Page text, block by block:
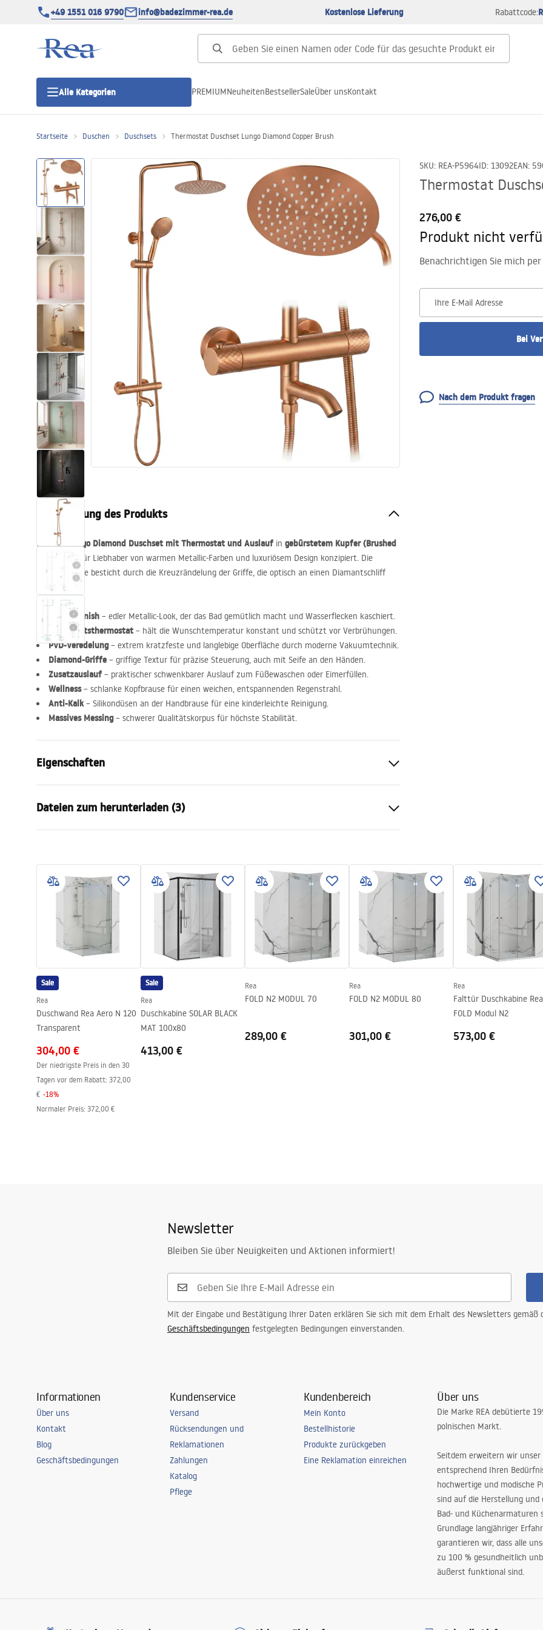
+49 1551 016 9790 info@badezimmer-rea.de Kostenlose Lieferung Rabattcode:
Alle Kategorien
Duschtüren
Duschwannen
Duschrinnen
Waschbecken
Wannen und
Badarmaturen
Duschen
Badezimmerzubehör und Möbel
PREMIUMNeuheitenBestsellerSaleÜber unsKontakt
Startseite Duschen Duschsets Thermostat Duschset Lungo Diamond Copper Brush
SKU: REA-P5964ID: 13092EAN:
Thermostat
276,00 €
Produkt nicht
Benachrichtigen Sie mich
Ihre E-Mail Adresse
Bei
Nach dem Produkt fragen
Beschreibung des Produkts
DasRea Lungo Diamond Duschset mit Thermostat und Auslauf in gebürstetem Kupfer (Brushed
Copper)
ist für Liebhaber von warmen Metallic-Farben und luxuriösem Design konzipiert. Die
Diamond-Serie besticht durch die Kreuzrändelung der Griffe, die optisch an einen Diamantschliff
erinnert.
Kupfer-Finish – edler Metallic-Look, der das Bad gemütlich macht und Wasserflecken kaschiert.
Sicherheitsthermostat – hält die Wunschtemperatur konstant und schützt vor Verbrühungen.
PVD-Veredelung– extrem kratzfeste und langlebige Oberfläche durch moderne Vakuumtechnik.
Diamond-Griffe – griffige Textur für präzise Steuerung, auch mit Seife an den Händen.
Zusatzauslauf – praktischer schwenkbarer Auslauf zum Füßewaschen oder Eimerfüllen.
Wellness– schlanke Kopfbrause für einen weichen, entspannenden Regenstrahl.
Anti-Kalk– Silikondüsen an der Handbrause für eine kinderleichte Reinigung.
Massives Messing– schwerer Qualitätskorpus für höchste Stabilität.
Eigenschaften
Material
Armaturtyp
Thermostat
Mindesthöhe
mm
Maximalhöhe
Wannenauslauf
Ja, schwenkbar
Druckregelung
Anti-Calc System
Ja
Beschichtungstechnologie
Anschlussmaß
150
Garantie
Dateien zum herunterladen (3)
Safety_Information_Shower_set.p
df
Warranty_Terms_and_Conditions_
Faucets_-_5.pdf
Montageanleitung
shower_set.pdf
Sale
Rea
Duschwand Rea Aero N 120
Transparent
304,00 €
Der niedrigste Preis in den 30
Tagen vor dem Rabatt: 372,00
€ -18%
Normaler Preis: 372,00 €
Sale
Rea
Duschkabine SOLAR BLACK
MAT 100x80
413,00 €
Rea
FOLD N2 MODUL 70
289,00 €
Rea
FOLD N2 MODUL 80
301,00 €
Rea
Falttür Duschkabine Rea
FOLD Modul N2
573,00 €
Newsletter
Bleiben Sie über Neuigkeiten und Aktionen informiert!
Mit der Eingabe und Bestätigung Ihrer Daten erklären Sie sich mit dem Erhalt des Newsletters gemäß
Geschäftsbedingungen festgelegten Bedingungen einverstanden.
Informationen
Über uns
Kontakt
Blog
Geschäftsbedingungen
Kundenservice
Versand
Rücksendungen und
Reklamationen
Zahlungen
Katalog
Pflege
Kundenbereich
Mein Konto
Bestellhistorie
Produkte zurückgeben
Eine Reklamation einreichen
Über uns
Die Marke REA debütierte
polnischen Markt.
Seitdem erweitern wir unser
entsprechend Ihren
hochwertige und modische
sind auf die Herstellung und
Bad- und Küchenarmaturen
Grundlage langjähriger
garantieren wir, dass alle
zu 100 % gesundheitlich
äußerst funktional sind.